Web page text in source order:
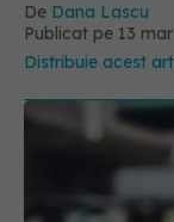
De Dana Lascu
Publicat pe 13
Distribuie acest